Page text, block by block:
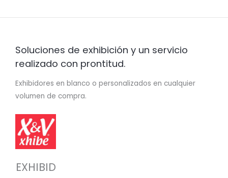
Soluciones de exhibición y un servicio
realizado con prontitud.
Exhibidores en blanco o personalizados en cualquier
volumen de compra.
EXHIBID